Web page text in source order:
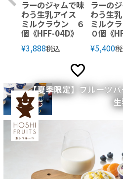
ラーのジャムで味
わう生乳アイス
ミルクラウン ６
個《HFF-04D》
¥3,888税込
ラーの
わう生
ミルク
０個《
¥5,400
【夏季限定】フルーツ